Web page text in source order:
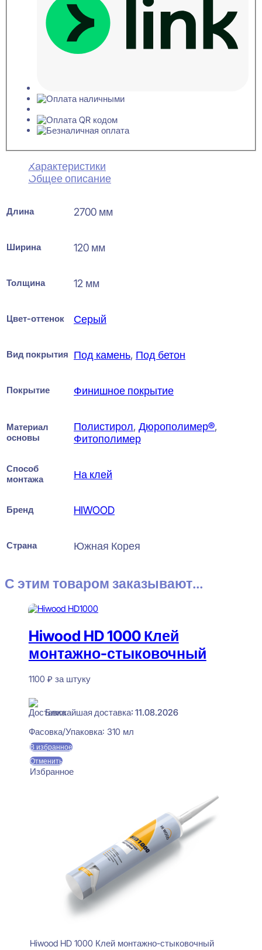
Характеристики
Общее описание
Длина 2700 мм
Ширина 120 мм
Толщина 12 мм
Цвет-оттенок Серый
Вид покрытия Под камень, Под бетон
Покрытие Финишное покрытие
Материал
основы
Полистирол, Дюрополимер®,
Фитополимер
Способ
монтажа
На клей
Бренд HIWOOD
Страна Южная Корея
С этим товаром заказывают...
Hiwood HD 1000 Клей
монтажно-стыковочный
1100 ₽ за штуку
Ближайшая доставка: 11.08.2026
Фасовка/Упаковка: 310 мл
В избранное
Отменить
Избранное
Hiwood HD 1000 Клей монтажно-стыковочный